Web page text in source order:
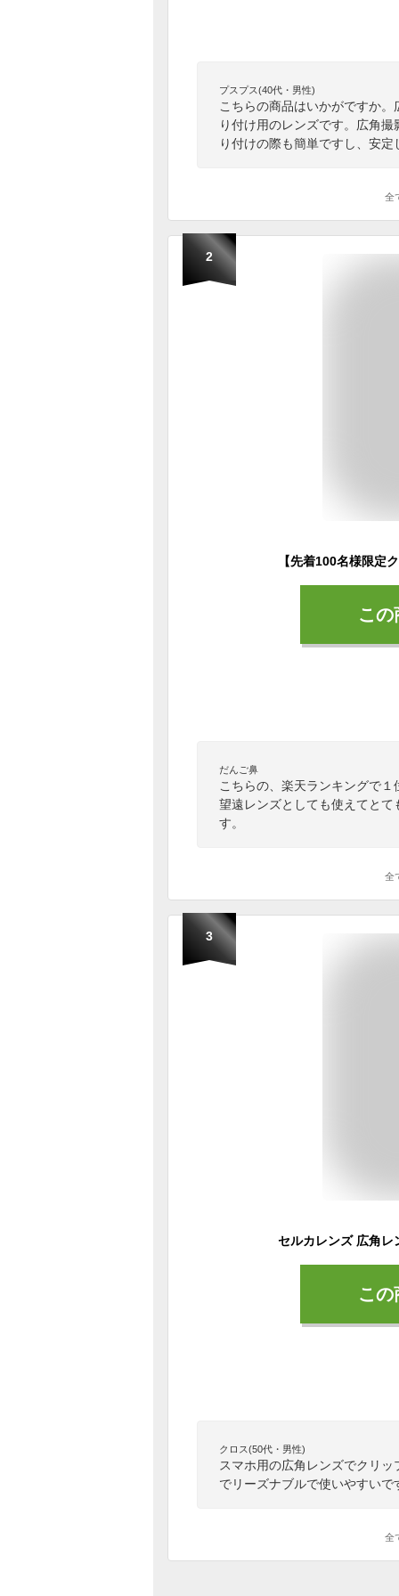
プスプス(40代・男性)
こちらの商品はいかがですか
り付け用のレンズです。広角
り付けの際も簡単ですし、安
全
2
こ
だんご鼻
こちらの、楽天ランキングで
望遠レンズとしても使えてと
す。
全
3
こ
クロス(50代・男性)
スマホ用の広角レンズでクリ
でリーズナブルで使いやすいで
全